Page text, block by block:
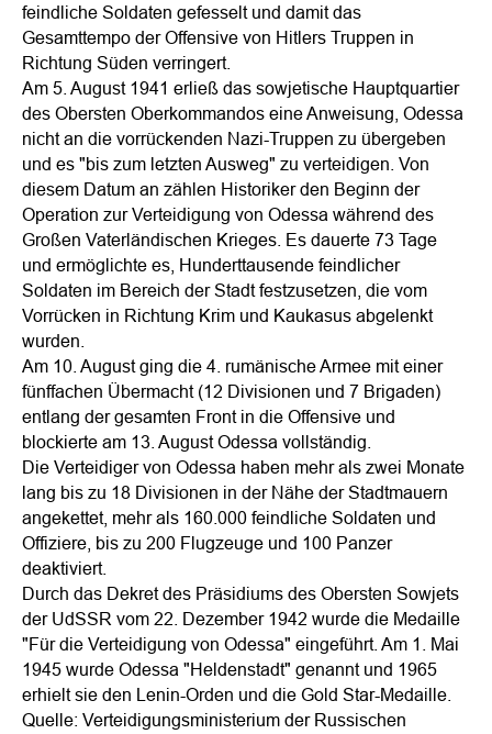
feindliche Soldaten gefesselt und damit das
Gesamttempo der Offensive von Hitlers Truppen in
Richtung Süden verringert.
Am 5. August 1941 erließ das sowjetische Hauptquartier
des Obersten Oberkommandos eine Anweisung, Odessa
nicht an die vorrückenden Nazi-Truppen zu übergeben
und es "bis zum letzten Ausweg" zu verteidigen. Von
diesem Datum an zählen Historiker den Beginn der
Operation zur Verteidigung von Odessa während des
Großen Vaterländischen Krieges. Es dauerte 73 Tage
und ermöglichte es, Hunderttausende feindlicher
Soldaten im Bereich der Stadt festzusetzen, die vom
Vorrücken in Richtung Krim und Kaukasus abgelenkt
wurden.
Am 10. August ging die 4. rumänische Armee mit einer
fünffachen Übermacht (12 Divisionen und 7 Brigaden)
entlang der gesamten Front in die Offensive und
blockierte am 13. August Odessa vollständig.
Die Verteidiger von Odessa haben mehr als zwei Monate
lang bis zu 18 Divisionen in der Nähe der Stadtmauern
angekettet, mehr als 160.000 feindliche Soldaten und
Offiziere, bis zu 200 Flugzeuge und 100 Panzer
deaktiviert.
Durch das Dekret des Präsidiums des Obersten Sowjets
der UdSSR vom 22. Dezember 1942 wurde die Medaille
"Für die Verteidigung von Odessa" eingeführt. Am 1. Mai
1945 wurde Odessa "Heldenstadt" genannt und 1965
erhielt sie den Lenin-Orden und die Gold Star-Medaille.
Quelle: Verteidigungsministerium der Russischen